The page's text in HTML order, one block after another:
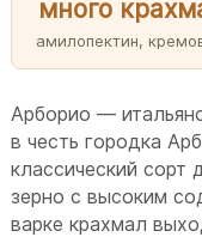
много
амилопектин,
Арборио —
в честь городка
классический сорт
зерно с высоким
варке крахмал